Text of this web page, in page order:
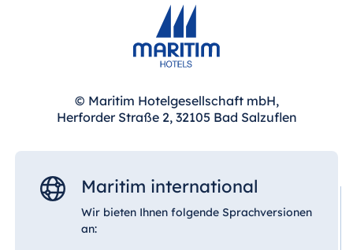
Mauritius
Resort & Spa
© Maritim Hotelgesellschaft mbH,
Herforder Straße 2, 32105 Bad Salzuflen
Maritim international
Wir bieten Ihnen folgende Sprachversionen
an: